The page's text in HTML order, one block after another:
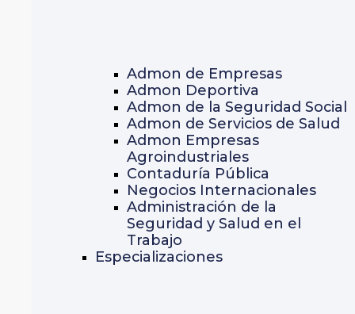
Admon de Empresas
Admon Deportiva
Admon de la Seguridad Social
Admon de Servicios de Salud
Admon Empresas
Agroindustriales
Contaduría Pública
Negocios Internacionales
Administración de la
Seguridad y Salud en el
Trabajo
Especializaciones